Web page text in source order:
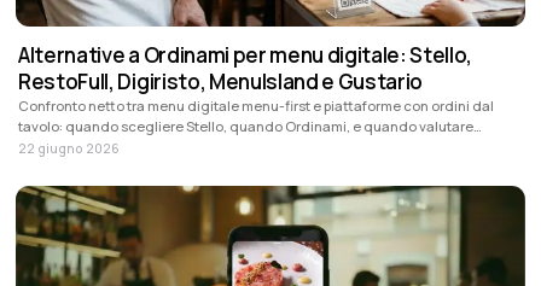
Alternative a Ordinami per menu digitale: Stello,
RestoFull, Digiristo, MenuIsland e Gustario
Confronto netto tra menu digitale menu-first e piattaforme con ordini dal
tavolo: quando scegliere Stello, quando Ordinami, e quando valutare
RestoFull, Digiristo, MenuIsland o Gustario.
22 giugno 2026